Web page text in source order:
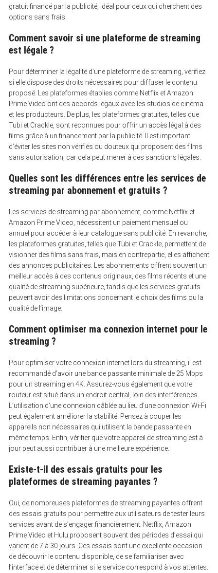
gratuit financé par la publicité, idéal pour ceux qui cherchent des
options sans frais.
Comment savoir si une plateforme de streaming
est légale ?
Pour déterminer la légalité d’une plateforme de streaming, vérifiez
si elle dispose des droits nécessaires pour diffuser le contenu
proposé. Les plateformes établies comme Netflix et Amazon
Prime Video ont des accords légaux avec les studios de cinéma
et les producteurs. De plus, les plateformes gratuites, telles que
Tubi et Crackle, sont reconnues pour offrir un accès légal à des
films grâce à un financement par la publicité. Il est important
d’éviter les sites non vérifiés ou douteux qui proposent des films
sans autorisation, car cela peut mener à des sanctions légales.
Quelles sont les différences entre les services de
streaming par abonnement et gratuits ?
Les services de streaming par abonnement, comme Netflix et
Amazon Prime Video, nécessitent un paiement mensuel ou
annuel pour accéder à leur catalogue sans publicité. En revanche,
les plateformes gratuites, telles que Tubi et Crackle, permettent de
visionner des films sans frais, mais en contrepartie, elles affichent
des annonces publicitaires. Les abonnements offrent souvent un
meilleur accès à des contenus originaux, des films récents et une
qualité de streaming supérieure, tandis que les services gratuits
peuvent avoir des limitations concernant le choix des films ou la
qualité de l’image.
Comment optimiser ma connexion internet pour le
streaming ?
Pour optimiser votre connexion internet lors du streaming, il est
recommandé d’avoir une bande passante minimale de 25 Mbps
pour un streaming en 4K. Assurez-vous également que votre
routeur est situé dans un endroit central, loin des interférences.
L’utilisation d’une connexion câblée au lieu d’une connexion Wi-Fi
peut également améliorer la stabilité. Pensez à couper les
appareils non nécessaires qui utilisent la bande passante en
même temps. Enfin, vérifier que votre appareil de streaming est à
jour peut aussi contribuer à une meilleure expérience.
Existe-t-il des essais gratuits pour les
plateformes de streaming payantes ?
Oui, de nombreuses plateformes de streaming payantes offrent
des essais gratuits pour permettre aux utilisateurs de tester leurs
services avant de s’engager financièrement. Netflix, Amazon
Prime Video et Hulu proposent souvent des périodes d’essai qui
varient de 7 à 30 jours. Ces essais sont une excellente occasion
de découvrir le contenu disponible, de se familiariser avec
l’interface et de déterminer si le service correspond à vos attentes.